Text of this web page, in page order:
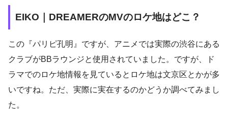
EIKO｜DREAMERのMVのロケ地はどこ？
この『パリピ孔明』ですが、アニメでは実際の渋谷にある
クラブがBBラウンジと使用されていました。ですが、ド
ラマでのロケ地情報を見ているとロケ地は文京区とかが多
いですね。ただ、実際に実在するのかどうか調べてみまし
た。